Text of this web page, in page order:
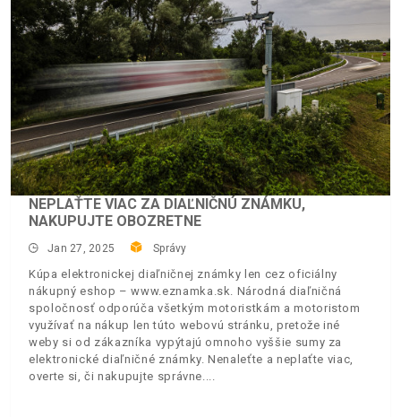
NEPLAŤTE VIAC ZA DIAĽNIČNÚ ZNÁMKU,
NAKUPUJTE OBOZRETNE
Jan 27, 2025 Správy
Kúpa elektronickej diaľničnej známky len cez oficiálny
nákupný eshop – www.eznamka.sk. Národná diaľničná
spoločnosť odporúča všetkým motoristkám a motoristom
využívať na nákup len túto webovú stránku, pretože iné
weby si od zákazníka vypýtajú omnoho vyššie sumy za
elektronické diaľničné známky. Nenaleťte a neplaťte viac,
overte si, či nakupujte správne.